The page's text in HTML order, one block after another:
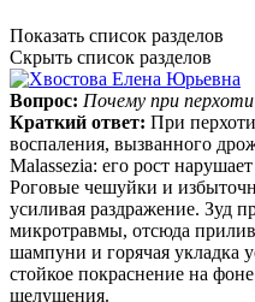
Показать список разделов
Скрыть список разделов
Вопрос: Почему при
Краткий ответ: При перхоти
воспаления, вызванного
Malassezia: его рост
Роговые чешуйки и
усиливая раздражение. Зуд
микротравмы, отсюда
шампуни и горячая укладка
стойкое покраснение на
шелушения.